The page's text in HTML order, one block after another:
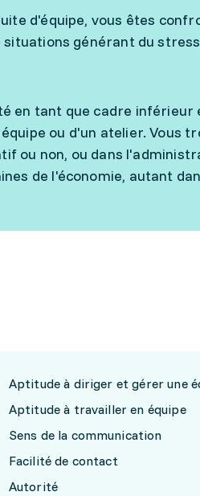
d'équipe, vous êtes
situations générant du
en tant que cadre inférieur
ou d'un atelier. Vous
ou non, ou dans
de l'économie, autant
Aptitude à diriger et gérer une
Aptitude à travailler en équipe
Sens de la communication
Facilité de contact
Autorité